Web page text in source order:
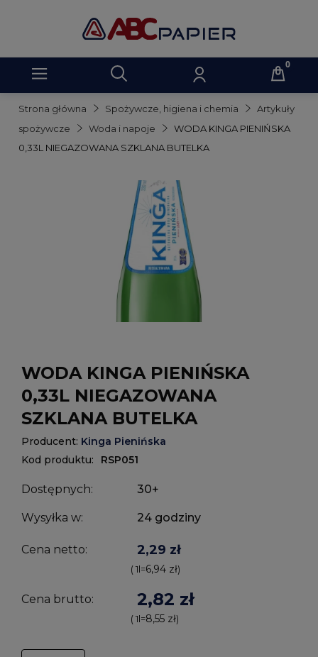
Strona główna Spożywcze, higiena i chemia
Artykuły
spożywcze
Woda i napoje
WODA KINGA PIENIŃSKA
0,33L NIEGAZOWANA SZKLANA BUTELKA
WODA KINGA PIENIŃSKA
0,33L NIEGAZOWANA
SZKLANA BUTELKA
Producent: Kinga Pienińska
Kod produktu:
RSP051
Dostępnych: 30+
Wysyłka w: 24 godziny
Cena netto: 2,29 zł
( 1l=6,94 zł)
Cena brutto: 2,82 zł
( 1l=8,55 zł)